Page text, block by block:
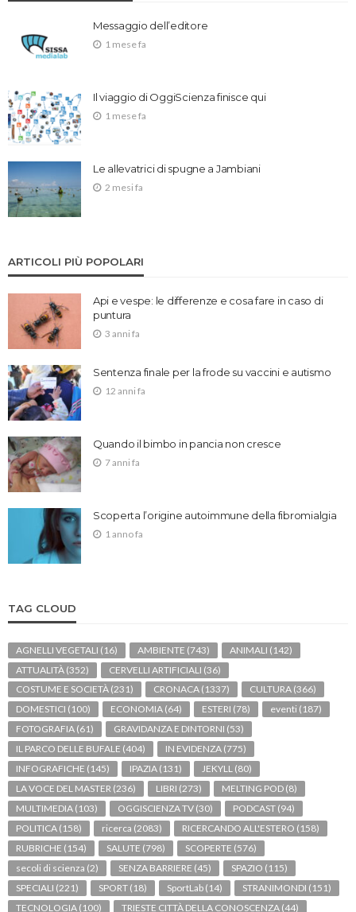
Messaggio dell’editore
1 mese fa
Il viaggio di OggiScienza finisce qui
1 mese fa
Le allevatrici di spugne a Jambiani
2 mesi fa
ARTICOLI PIÙ POPOLARI
Api e vespe: le differenze e cosa fare in caso di
puntura
3 anni fa
Sentenza finale per la frode su vaccini e autismo
12 anni fa
Quando il bimbo in pancia non cresce
7 anni fa
Scoperta l’origine autoimmune della fibromialgia
1 anno fa
TAG CLOUD
AGNELLI VEGETALI (16) AMBIENTE (743) ANIMALI (142)
ATTUALITÀ (352) CERVELLI ARTIFICIALI (36)
COSTUME E SOCIETÀ (231) CRONACA (1337) CULTURA (366)
DOMESTICI (100) ECONOMIA (64) ESTERI (78) eventi (187)
FOTOGRAFIA (61) GRAVIDANZA E DINTORNI (53)
IL PARCO DELLE BUFALE (404) IN EVIDENZA (775)
INFOGRAFICHE (145) IPAZIA (131) JEKYLL (80)
LA VOCE DEL MASTER (236) LIBRI (273) MELTING POD (8)
MULTIMEDIA (103) OGGISCIENZA TV (30) PODCAST (94)
POLITICA (158) ricerca (2083) RICERCANDO ALL'ESTERO (158)
RUBRICHE (154) SALUTE (798) SCOPERTE (576)
secoli di scienza (2) SENZA BARRIERE (45) SPAZIO (115)
SPECIALI (221) SPORT (18) SportLab (14) STRANIMONDI (151)
TECNOLOGIA (100) TRIESTE CITTÀ DELLA CONOSCENZA (44)